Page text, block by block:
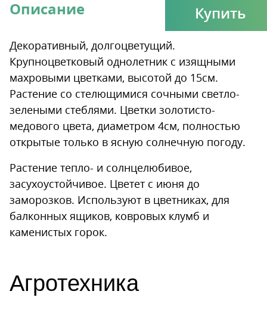
Купить
Описание
Декоративный, долгоцветущий.
Крупноцветковый однолетник с изящными
махровыми цветками, высотой до 15см.
Растение со стелющимися сочными светло-
зелеными стеблями. Цветки золотисто-
медового цвета, диаметром 4см, полностью
открытые только в ясную солнечную погоду.
Растение тепло- и солнцелюбивое,
засухоустойчивое. Цветет с июня до
заморозков. Используют в цветниках, для
балконных ящиков, ковровых клумб и
каменистых горок.
Агротехника